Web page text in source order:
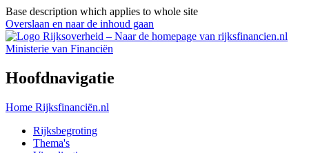
Base description which applies to whole site
Overslaan en naar de inhoud gaan
Ministerie van Financiën
Hoofdnavigatie
Home Rijksfinanciën.nl
Rijksbegroting
Thema's